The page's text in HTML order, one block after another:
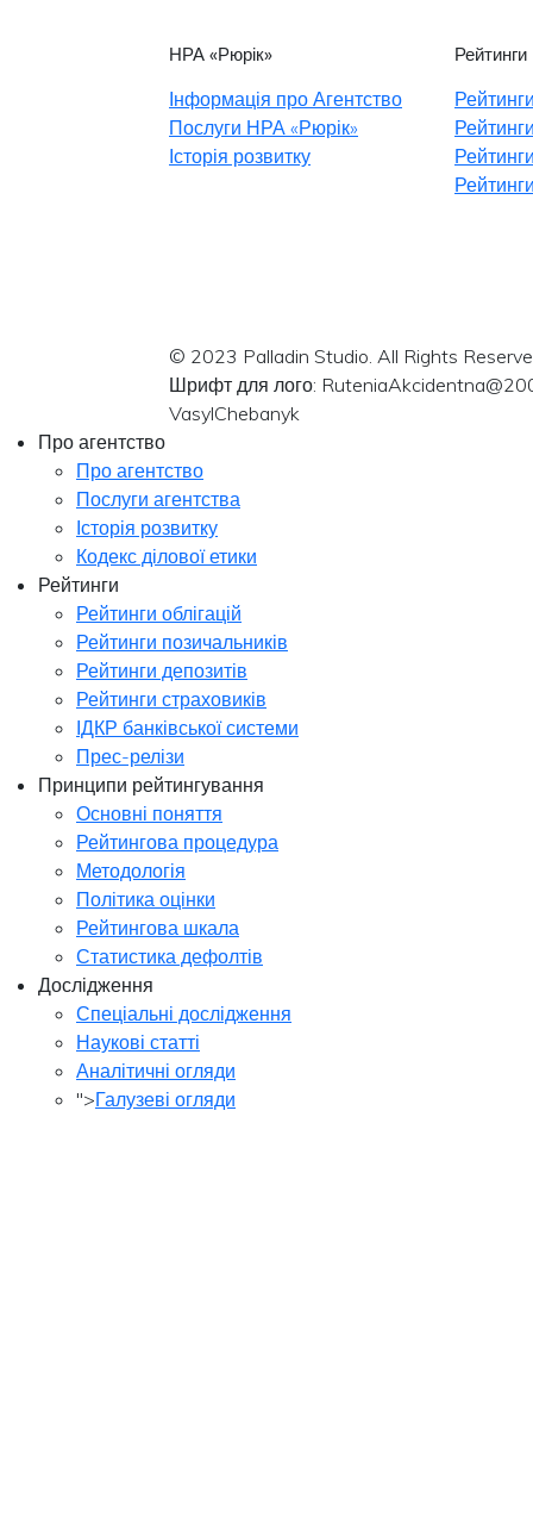
НРА «Рюрік»
Інформація про Агентство
Послуги НРА «Рюрік»
Історія розвитку
Рейтинги
© 2023 Palladin Studio. All Rights
Шрифт для лого:
VasylChebanyk
Про агентство
Про агентство
Послуги агентства
Історія розвитку
Кодекс ділової етики
Рейтинги
Рейтинги облігацій
Рейтинги позичальників
Рейтинги депозитів
Рейтинги страховиків
ІДКР банківської системи
Прес-релізи
Принципи рейтингування
Основні поняття
Рейтингова процедура
Методологія
Політика оцінки
Рейтингова шкала
Статистика дефолтів
Дослідження
Спеціальні дослідження
Наукові статті
Аналітичні огляди
">Галузеві огляди